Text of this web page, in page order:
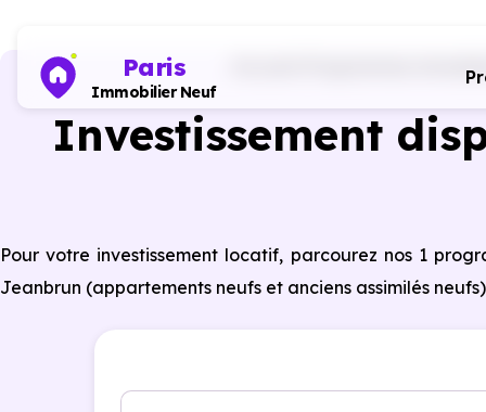
Paris
Immobilier Neuf
Programmes
Investissement
Pour votre investissement locatif, parcourez nos 1
Jeanbrun (appartements neufs et anciens assimilés